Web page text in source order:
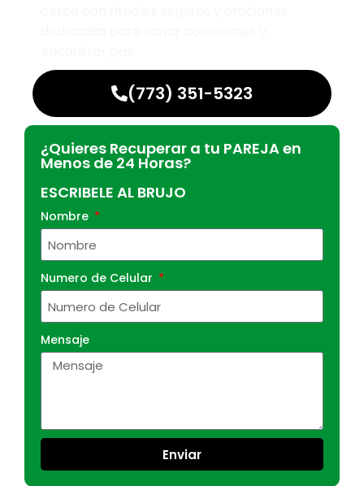
(773) 351-5323
¿Quieres Recuperar a tu PAREJA en
Menos de 24 Horas?
ESCRIBELE AL BRUJO
Nombre
Numero de Celular
Mensaje
Enviar